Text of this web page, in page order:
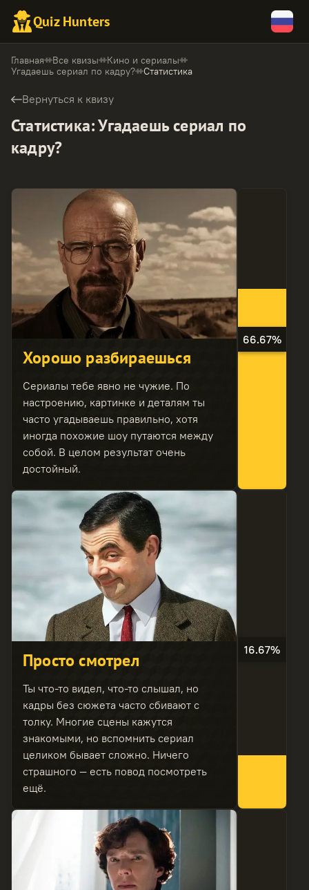
Quiz Hunters
Главная Все квизы
Кино и сериалы
Угадаешь сериал по кадру?
Статистика
Вернуться к квизу
Статистика:Угадаешь сериал по
кадру?
Хорошо разбираешься
Сериалы тебе явно не чужие. По
настроению, картинке и деталям ты
часто угадываешь правильно, хотя
иногда похожие шоу путаются между
собой. В целом результат очень
достойный.
66.67%
Просто смотрел
Ты что-то видел, что-то слышал, но
кадры без сюжета часто сбивают с
толку. Многие сцены кажутся
знакомыми, но вспомнить сериал
целиком бывает сложно. Ничего
страшного — есть повод посмотреть
ещё.
16.67%